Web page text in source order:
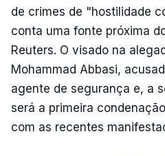
de crimes de "hostilidade
conta uma fonte próxima
Reuters. O visado na
Mohammad Abbasi,
agente de segurança e, a
será a primeira
com as recentes